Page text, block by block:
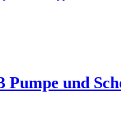
Pumpe und